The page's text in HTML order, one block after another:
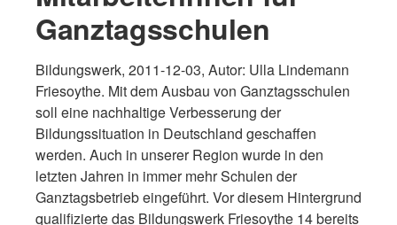
Ganztagsschulen
Bildungswerk, 2011-12-03, Autor: Ulla Lindemann
Friesoythe. Mit dem Ausbau von Ganztagsschulen
soll eine nachhaltige Verbesserung der
Bildungssituation in Deutschland geschaffen
werden. Auch in unserer Region wurde in den
letzten Jahren in immer mehr Schulen der
Ganztagsbetrieb eingeführt. Vor diesem Hintergrund
qualifizierte das Bildungswerk Friesoythe 14 bereits